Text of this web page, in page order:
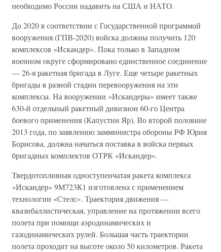
необходимо России надавить на США и НАТО.
До 2020 в соответствии с Государственной программой
вооружения (ГПВ-2020) войска должны получить 120
комплексов «Искандер». Пока только в Западном
военном округе сформировано единственное соединение
— 26-я ракетная бригада в Луге. Еще четыре ракетных
бригады в разной стадии перевооружения на эти
комплексы. На вооружении «Искандеры» имеет также
630-й отдельный ракетный дивизион 60-го Центра
боевого применения (Капустин Яр). Во второй половине
2013 года, по заявлению замминистра обороны РФ Юрия
Борисова, должна начаться поставка в войска первых
бригадных комплектов ОТРК «Искандер».
Твердотопливная одноступенчатая ракета комплекса
«Искандер» 9М723К1 изготовлена с применением
технологии «Стелс». Траектория движения —
квазибаллистическая, управление на протяжении всего
полета при помощи аэродинамических и
газодинамических рулей. Большая часть траектории
полета проходит на высоте около 50 километров. Ракета